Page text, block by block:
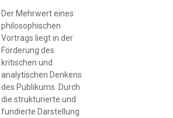
Der Mehrwert eines
philosophischen
Vortrags liegt in der
Förderung des
kritischen und
analytischen Denkens
des Publikums. Durch
die strukturierte und
fundierte Darstellung